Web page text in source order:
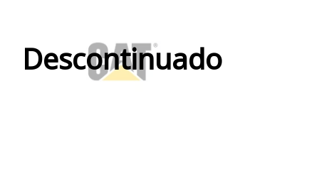
Descontinuado